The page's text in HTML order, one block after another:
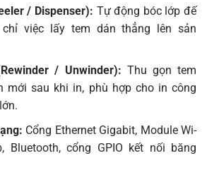
/ Dispenser): Tự động bóc lớp đế
chỉ việc lấy tem dán thẳng lên sản
/ Unwinder): Thu gọn tem
mới sau khi in, phù hợp cho in công
Cổng Ethernet Gigabit, Module Wi-
Bluetooth, cổng GPIO kết nối băng